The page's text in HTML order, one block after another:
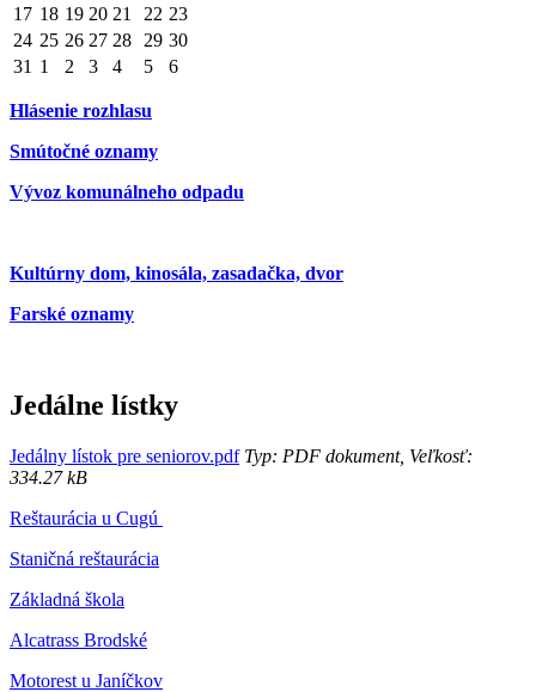
17 18 19 20 21 22 23
24 25 26 27 28 29 30
31 1 2 3 4 5 6
Hlásenie rozhlasu
Smútočné oznamy
Vývoz komunálneho odpadu
Kultúrny dom, kinosála, zasadačka, dvor
Farské oznamy
Jedálne lístky
Jedálny lístok pre seniorov.pdfTyp: PDF dokument, Veľkosť:
334.27 kB
Reštaurácia u Cugú
Staničná reštaurácia
Základná škola
Alcatrass Brodské
Motorest u Janíčkov